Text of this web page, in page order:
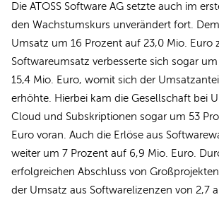
Die ATOSS Software AG setzte auch im
den Wachstumskurs unverändert fort.
Umsatz um 16 Prozent auf 23,0 Mio. Euro
Softwareumsatz verbesserte sich sogar
15,4 Mio. Euro, womit sich der
erhöhte. Hierbei kam die Gesellschaft bei
Cloud und Subskriptionen sogar um 53
Euro voran. Auch die Erlöse aus
weiter um 7 Prozent auf 6,9 Mio. Euro.
erfolgreichen Abschluss von
der Umsatz aus Softwarelizenzen von 2,7